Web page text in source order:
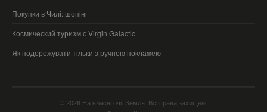
Покупки в Чилі: шопінг
Космический туризм с Virgin Galactic
Як подорожувати тільки з ручною поклажею
© 2026 На власні очі: Земля. Всі права захищені.